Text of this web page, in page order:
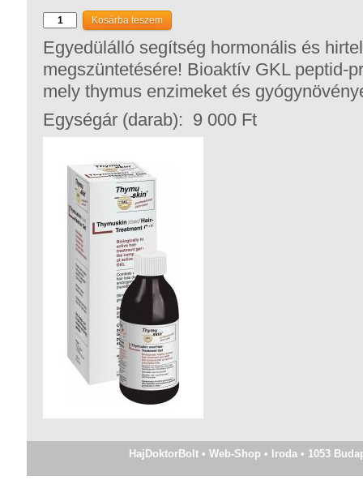
Egyedülálló segítség hormonális és
megszüntetésére! Bioaktív GKL peptid-
mely thymus enzimeket és
Egységár (darab): 9 000 Ft
HajDoktorBolt • Web-Shop • Iroda • 1053